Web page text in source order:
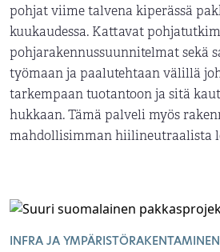
pohjat viime talvena kiperässä
kuukaudessa. Kattavat
pohjarakennussuunnitelmat sekä
työmaan ja paalutehtaan välillä
tarkempaan tuotantoon ja sitä
hukkaan. Tämä palveli myös
mahdollisimman hiilineutraalista
INFRA JA